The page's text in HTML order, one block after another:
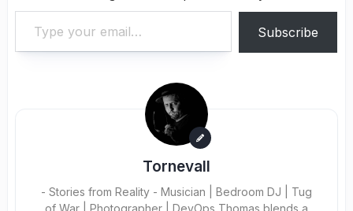
Type your email…
Subscribe
Tornevall
- Stories from Reality - Musician | Bedroom DJ | Tug